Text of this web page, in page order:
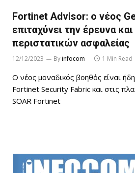
Fortinet Advisor: ο νέος
επιταχύνει την έρευνα
περιστατικών ασφαλείας
12/12/2023 Byinfocom 1 Min Read
Ο νέος μοναδικός βοηθός είναι
Fortinet Security Fabric και στις
SOAR Fortinet